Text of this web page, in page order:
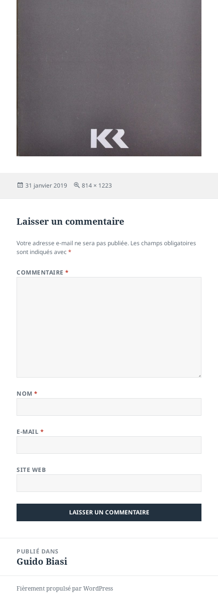
Publié
31 janvier 2019
Taille
814 × 1223
Laisser un commentaire
Votre adresse e-mail ne sera pas publiée. Les champs obligatoires
sont indiqués avec*
COMMENTAIRE*
NOM*
E-MAIL *
SITE WEB
l’article
PUBLIÉ DANS
Guido Biasi
Fièrement propulsé par WordPress